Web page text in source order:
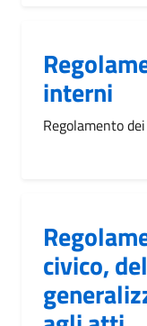
interni
Regolamento
civico,